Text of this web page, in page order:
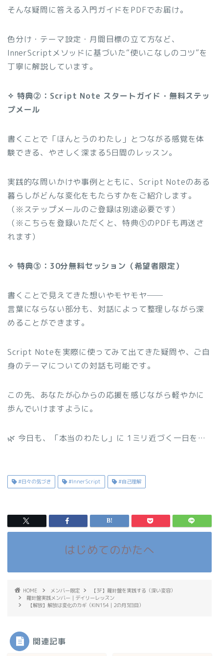
そんな疑問に答える入門ガイドをPDFでお届け。
色分け・テーマ設定・月間目標の立て方など、
InnerScriptメソッドに基づいた“使いこなしのコツ”を
丁寧に解説しています。
✧ 特典②：Script Note スタートガイド・無料ステッ
プメール
書くことで「ほんとうのわたし」とつながる感覚を体
験できる、やさしく深まる5日間のレッスン。
実践的な問いかけや事例とともに、Script Noteのある
暮らしがどんな変化をもたらすかをご紹介します。
（※ステップメールのご登録は別途必要です）
（※こちらを登録いただくと、特典①のPDFも再送さ
れます）
✧ 特典③：30分無料セッション（希望者限定）
書くことで見えてきた想いやモヤモヤ──
言葉にならない部分も、対話によって整理しながら深
めることができます。
Script Noteを実際に使ってみて出てきた疑問や、ご自
身のテーマについての対話も可能です。
この先、あなたが心からの応援を感じながら軽やかに
歩んでいけますように。
🌿 今日も、「本当のわたし」に 1ミリ近づく一日を…
#日々の気づき #InnerScript #自己理解
はじめてのかたへ
HOME メンバー限定
【3F】羅針盤を実践する（深い変容）
羅針盤実践メンバー｜デイリーレッスン
【解放】解放は変化のカギ（KIN154｜2の月3日目）
関連記事